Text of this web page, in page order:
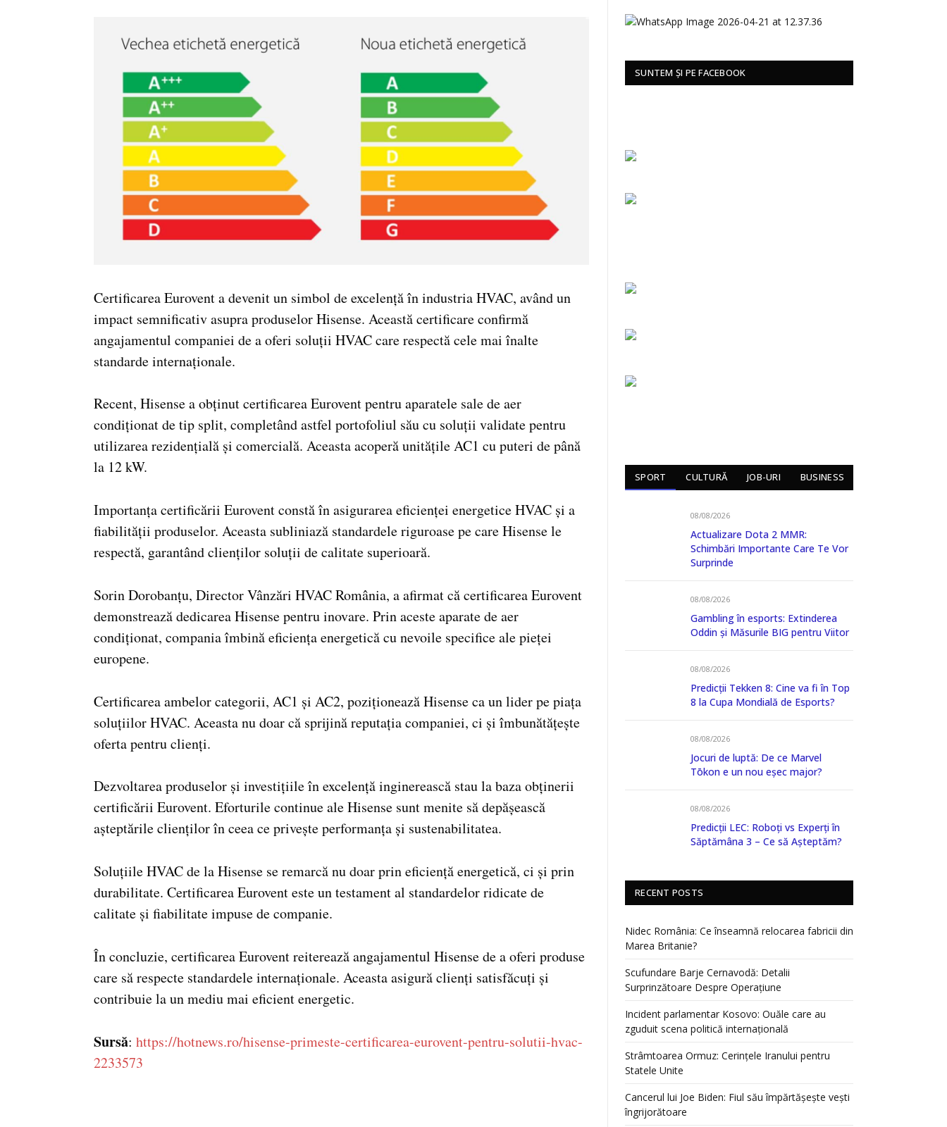
Certificarea Eurovent a devenit un simbol de excelență în industria HVAC, având un
impact semnificativ asupra produselor Hisense. Această certificare confirmă
angajamentul companiei de a oferi soluții HVAC care respectă cele mai înalte
standarde internaționale.
Recent, Hisense a obținut certificarea Eurovent pentru aparatele sale de aer
condiționat de tip split, completând astfel portofoliul său cu soluții validate pentru
utilizarea rezidențială și comercială. Aceasta acoperă unitățile AC1 cu puteri de până
la 12 kW.
Importanța certificării Eurovent constă în asigurarea eficienței energetice HVAC și a
fiabilității produselor. Aceasta subliniază standardele riguroase pe care Hisense le
respectă, garantând clienților soluții de calitate superioară.
Sorin Dorobanțu, Director Vânzări HVAC România, a afirmat că certificarea Eurovent
demonstrează dedicarea Hisense pentru inovare. Prin aceste aparate de aer
condiționat, compania îmbină eficiența energetică cu nevoile specifice ale pieței
europene.
Certificarea ambelor categorii, AC1 și AC2, poziționează Hisense ca un lider pe piața
soluțiilor HVAC. Aceasta nu doar că sprijină reputația companiei, ci și îmbunătățește
oferta pentru clienți.
Dezvoltarea produselor și investițiile în excelență inginerească stau la baza obținerii
certificării Eurovent. Eforturile continue ale Hisense sunt menite să depășească
așteptările clienților în ceea ce privește performanța și sustenabilitatea.
Soluțiile HVAC de la Hisense se remarcă nu doar prin eficiență energetică, ci și prin
durabilitate. Certificarea Eurovent este un testament al standardelor ridicate de
calitate și fiabilitate impuse de companie.
În concluzie, certificarea Eurovent reiterează angajamentul Hisense de a oferi produse
care să respecte standardele internaționale. Aceasta asigură clienți satisfăcuți și
contribuie la un mediu mai eficient energetic.
Sursă: https://hotnews.ro/hisense-primeste-certificarea-eurovent-pentru-solutii-hvac-
2233573
SUNTEM ȘI PE FACEBOOK
SPORT CULTURĂ JOB-URI BUSINESS
08/08/2026
Actualizare Dota 2 MMR:
Schimbări Importante Care Te Vor
Surprinde
08/08/2026
Gambling în esports: Extinderea
Oddin și Măsurile BIG pentru Viitor
08/08/2026
Predicții Tekken 8: Cine va fi în Top
8 la Cupa Mondială de Esports?
08/08/2026
Jocuri de luptă: De ce Marvel
Tōkon e un nou eșec major?
08/08/2026
Predicții LEC: Roboți vs Experți în
Săptămâna 3 – Ce să Așteptăm?
RECENT POSTS
Nidec România: Ce înseamnă relocarea fabricii din
Marea Britanie?
Scufundare Barje Cernavodă: Detalii
Surprinzătoare Despre Operațiune
Incident parlamentar Kosovo: Ouăle care au
zguduit scena politică internațională
Strâmtoarea Ormuz: Cerințele Iranului pentru
Statele Unite
Cancerul lui Joe Biden: Fiul său împărtășește vești
îngrijorătoare